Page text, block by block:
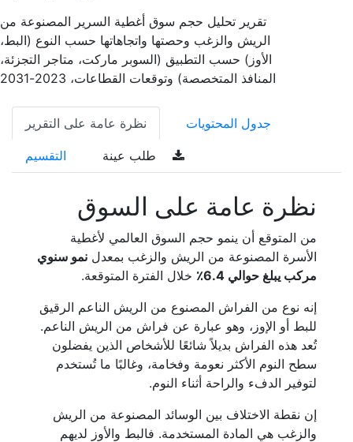
تقرير تحليل حجم سوق أغطية السرير المصنوعة من
الريش والزغب وحصتها واتجاهاتها حسب النوع (البط،
الأوز) حسب التطبيق (السوبر ماركت، متاجر التجزئة،
المنافذ المتخصصة) وتوقعات القطاعات، 2023-2031
نظرة عامة على التقرير جدول المحتويات
التقسيم
نظرة عامة على السوق
من المتوقع أن ينمو حجم السوق العالمي لأغطية
الأسرة المصنوعة من الريش والزغب بمعدل نمو سنوي
مركب يبلغ حوالي 6.4٪
خلال الفترة المتوقعة.
إنه نوع من الفراش المصنوع من الريش الناعم الرقيق
للبط أو الإوز، وهو عبارة عن فراش من الريش الناعم.
تُعد هذه الفراش بديلاً شائعًا للأشخاص الذين يفضلون
سطح النوم الأكثر نعومة وفخامة، وغالبًا ما تُستخدم
لتوفير الدفء والراحة أثناء النوم.
إن نقطة الاختلاف بين الوسائد المصنوعة من الريش
والزغب هي المادة المستخدمة. فالبط والأوز لديهم